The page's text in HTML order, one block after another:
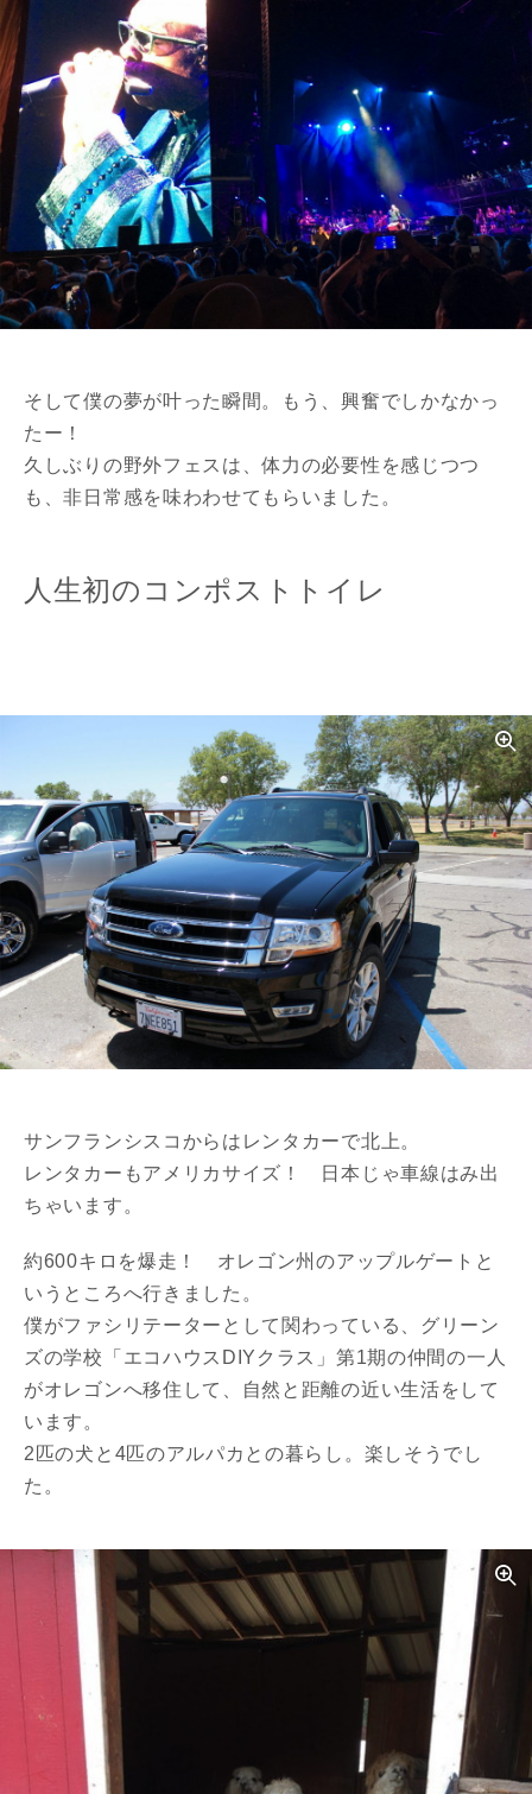
そして僕の夢が叶った瞬間。もう、興奮でしかなかっ
たー！
久しぶりの野外フェスは、体力の必要性を感じつつ
も、非日常感を味わわせてもらいました。
人生初のコンポストトイレ
サンフランシスコからはレンタカーで北上。
レンタカーもアメリカサイズ！ 日本じゃ車線はみ出
ちゃいます。
約600キロを爆走！ オレゴン州のアップルゲートと
いうところへ行きました。
僕がファシリテーターとして関わっている、グリーン
ズの学校「エコハウスDIYクラス」第1期の仲間の一人
がオレゴンへ移住して、自然と距離の近い生活をして
います。
2匹の犬と4匹のアルパカとの暮らし。楽しそうでし
た。